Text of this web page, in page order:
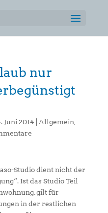
nur
Juni 2014 Allgemein
Studio dient nicht der
Ist das Studio Teil
gilt für
in der restlichen